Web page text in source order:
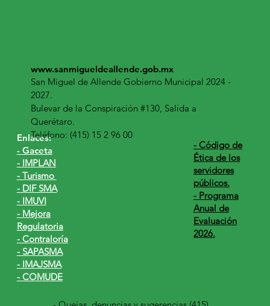
Enlaces:
- Gaceta
- IMPLAN
- Turismo
- DIF SMA
- IMUVI
- Mejora
Regulatoria
- Contraloría
- SAPASMA
- IMAJSMA
- COMUDE
www.sanmigueldeallende.gob.mx
San Miguel de Allende Gobierno Municipal 2024 -
2027.
Bulevar de la Conspiración #130, Salida a
Querétaro.
Teléfono: (415) 15 2 96 00
​- Código de
Ética de los
servidores
públicos.
- Programa
Anual de
Evaluación
2026.